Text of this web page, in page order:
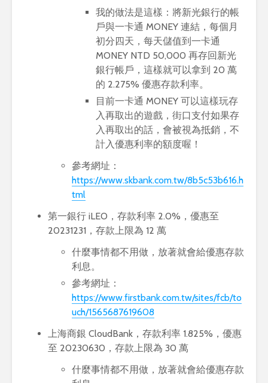
我的做法是這樣：將新光銀行的帳
戶與一卡通 MONEY 連結，每個月
初分四天，每天儲值到一卡通
MONEY NTD 50,000 再存回新光
銀行帳戶，這樣就可以拿到 20 萬
的 2.275% 優惠存款利率。
目前一卡通 MONEY 可以這樣玩存
入再取出的遊戲，街口支付如果存
入再取出的話，會被視為抵銷，不
計入優惠利率的額度喔！
參考網址：
https://www.skbank.com.tw/8b5c53b616.h
tml
第一銀行 iLEO，存款利率 2.0%，優惠至
20231231，存款上限為 12 萬
什麼事情都不用做，放著就會給優惠存款
利息。
參考網址：
https://www.firstbank.com.tw/sites/fcb/to
uch/1565687619608
上海商銀 CloudBank，存款利率 1.825%，優惠
至 20230630，存款上限為 30 萬
什麼事情都不用做，放著就會給優惠存款